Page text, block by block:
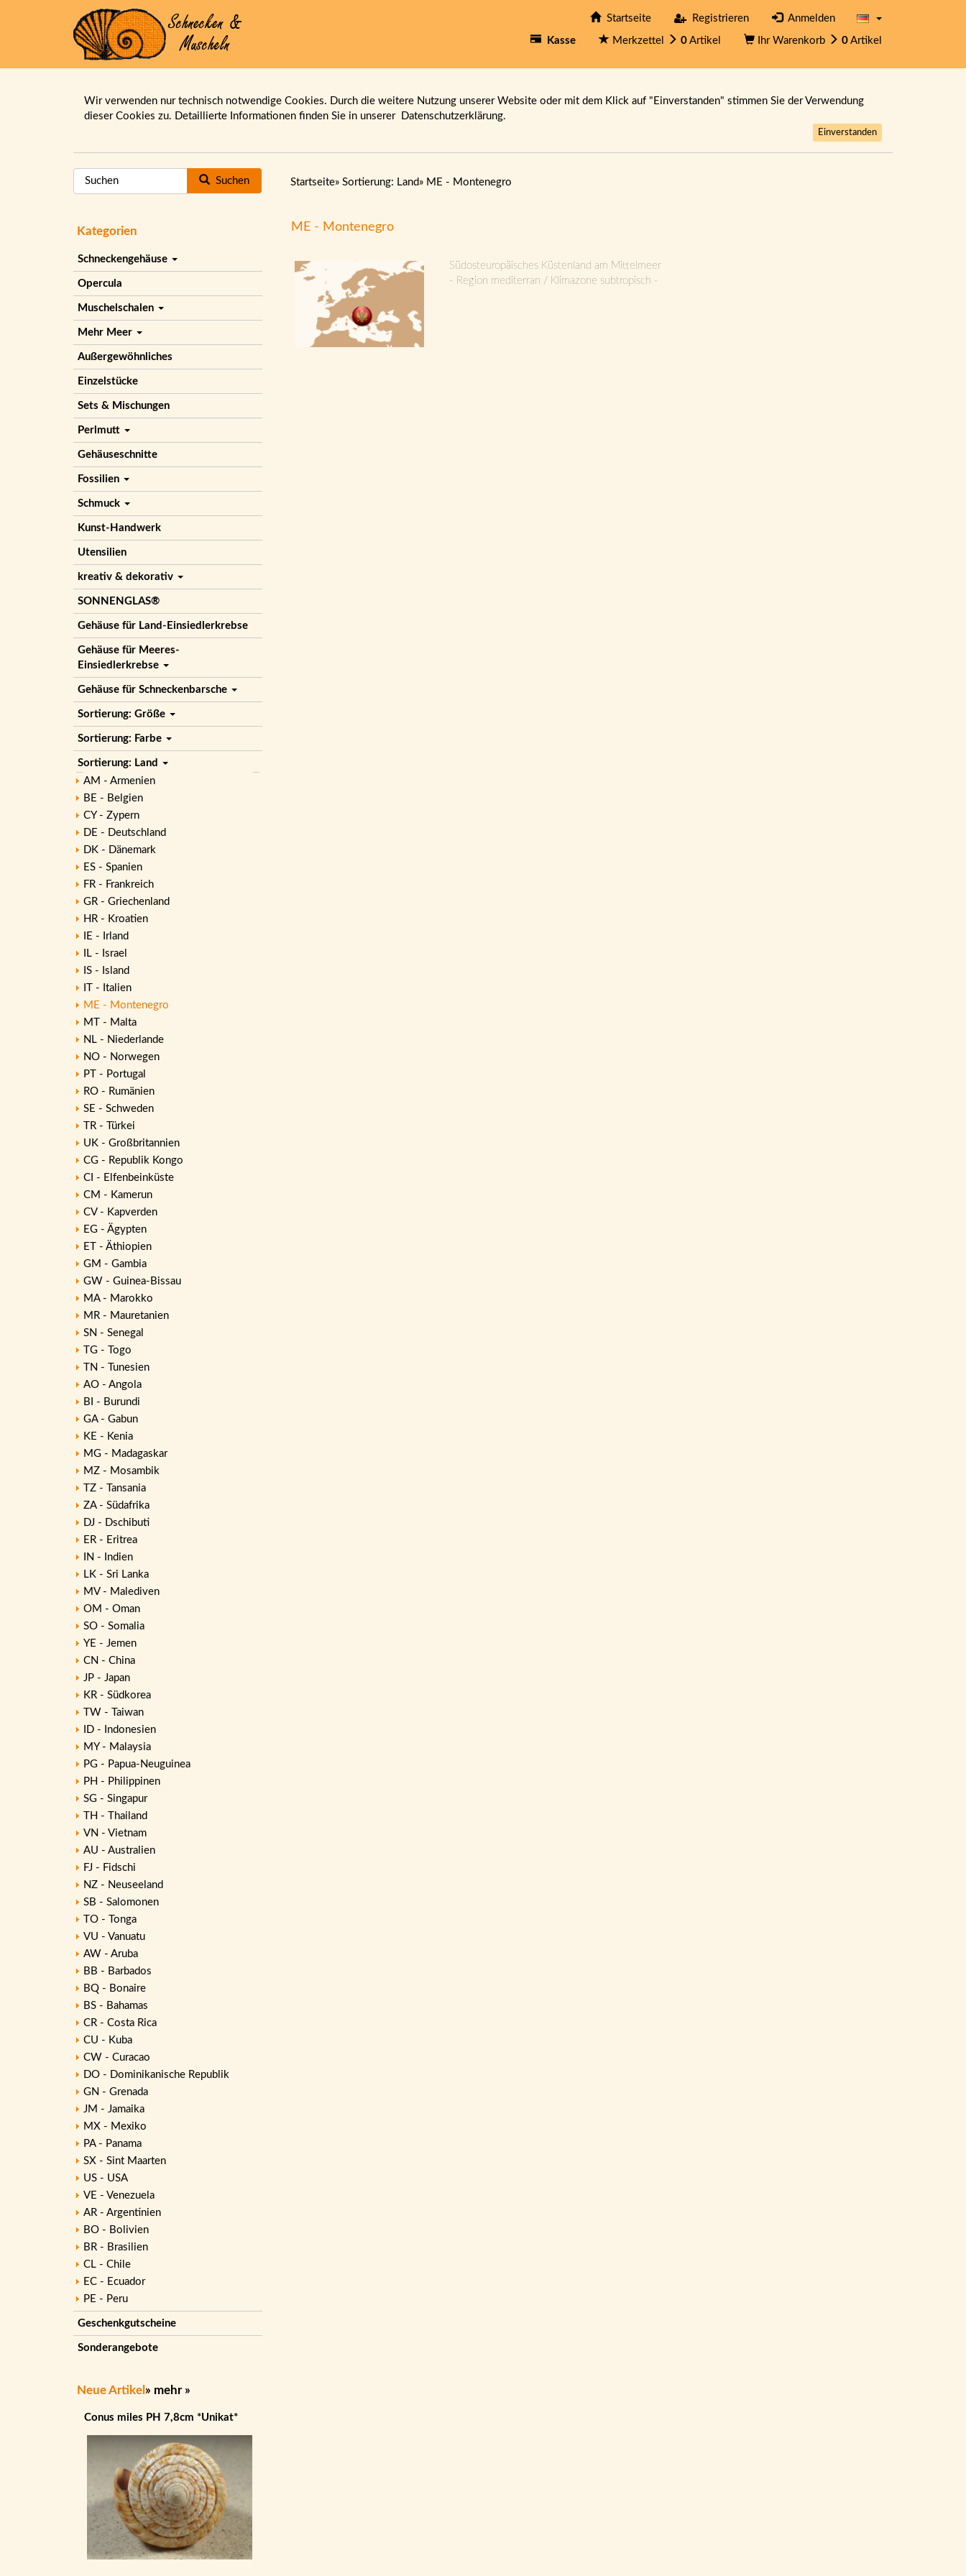
Startseite Registrieren Anmelden
Kasse Merkzettel 0 Artikel Ihr Warenkorb 0 Artikel
Wir verwenden nur technisch notwendige Cookies. Durch die weitere Nutzung unserer Website oder mit dem Klick auf "Einverstanden" stimmen Sie der Verwendung
dieser Cookies zu. Detaillierte Informationen finden Sie in unserer Datenschutzerklärung.
Einverstanden
Suchen
Kategorien
Schneckengehäuse
Opercula
Muschelschalen
Mehr Meer
Außergewöhnliches
Einzelstücke
Sets & Mischungen
Perlmutt
Gehäuseschnitte
Fossilien
Schmuck
Kunst-Handwerk
Utensilien
kreativ & dekorativ
SONNENGLAS®
Gehäuse für Land-Einsiedlerkrebse
Gehäuse für Meeres-
Einsiedlerkrebse
Gehäuse für Schneckenbarsche
Sortierung: Größe
Sortierung: Farbe
Sortierung: Land
AM - Armenien
BE - Belgien
CY - Zypern
DE - Deutschland
DK - Dänemark
ES - Spanien
FR - Frankreich
GR - Griechenland
HR - Kroatien
IE - Irland
IL - Israel
IS - Island
IT - Italien
ME - Montenegro
MT - Malta
NL - Niederlande
NO - Norwegen
PT - Portugal
RO - Rumänien
SE - Schweden
TR - Türkei
UK - Großbritannien
CG - Republik Kongo
CI - Elfenbeinküste
CM - Kamerun
CV - Kapverden
EG - Ägypten
ET - Äthiopien
GM - Gambia
GW - Guinea-Bissau
MA - Marokko
MR - Mauretanien
SN - Senegal
TG - Togo
TN - Tunesien
AO - Angola
BI - Burundi
GA - Gabun
KE - Kenia
MG - Madagaskar
MZ - Mosambik
TZ - Tansania
ZA - Südafrika
DJ - Dschibuti
ER - Eritrea
IN - Indien
LK - Sri Lanka
MV - Malediven
OM - Oman
SO - Somalia
YE - Jemen
CN - China
JP - Japan
KR - Südkorea
TW - Taiwan
ID - Indonesien
MY - Malaysia
PG - Papua-Neuguinea
PH - Philippinen
SG - Singapur
TH - Thailand
VN - Vietnam
AU - Australien
FJ - Fidschi
NZ - Neuseeland
SB - Salomonen
TO - Tonga
VU - Vanuatu
AW - Aruba
BB - Barbados
BQ - Bonaire
BS - Bahamas
CR - Costa Rica
CU - Kuba
CW - Curacao
DO - Dominikanische Republik
GN - Grenada
JM - Jamaika
MX - Mexiko
PA - Panama
SX - Sint Maarten
US - USA
VE - Venezuela
AR - Argentinien
BO - Bolivien
BR - Brasilien
CL - Chile
EC - Ecuador
PE - Peru
Geschenkgutscheine
Sonderangebote
Neue Artikel » mehr »
Conus miles PH 7,8cm *Unikat*
Startseite» Sortierung: Land» ME - Montenegro
ME - Montenegro
Südosteuropäisches Küstenland am Mittelmeer
- Region mediterran / Klimazone subtropisch -